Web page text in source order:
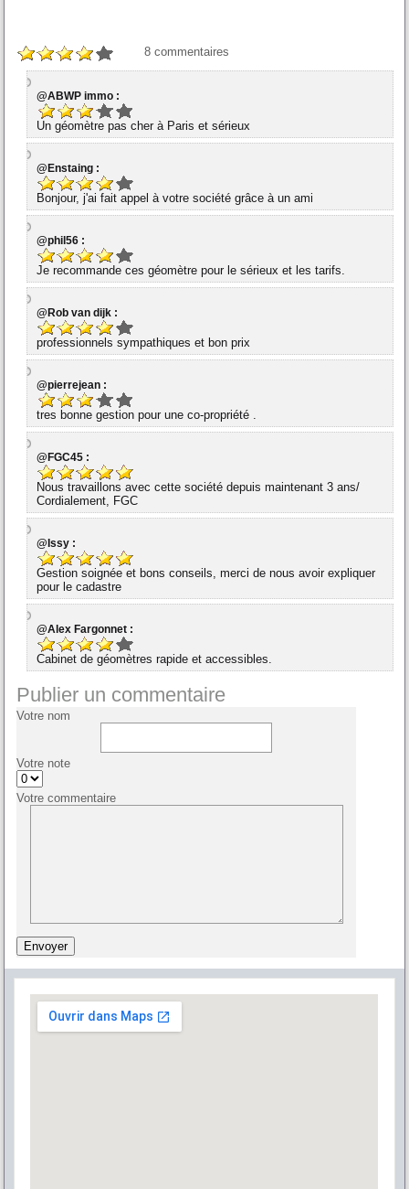
8 commentaires
@ABWP immo :
Un géomètre pas cher à Paris et sérieux
@Enstaing :
Bonjour, j'ai fait appel à votre société grâce à un ami
@phil56 :
Je recommande ces géomètre pour le sérieux et les tarifs.
@Rob van dijk :
professionnels sympathiques et bon prix
@pierrejean :
tres bonne gestion pour une co-propriété .
@FGC45 :
Nous travaillons avec cette société depuis maintenant 3 ans/
Cordialement, FGC
@Issy :
Gestion soignée et bons conseils, merci de nous avoir expliquer
pour le cadastre
@Alex Fargonnet :
Cabinet de géomètres rapide et accessibles.
Publier un commentaire
Votre nom
Votre note
Votre commentaire